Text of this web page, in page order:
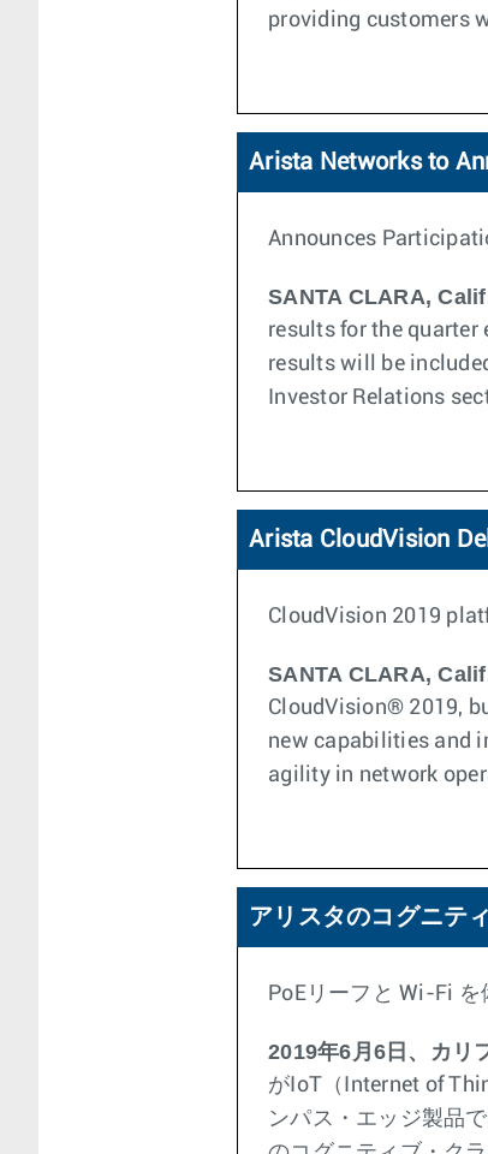
providing customers
Arista Networks to
Announces
SANTA CLARA,
results for the quarter
results will be
Investor Relations
Arista CloudVision
CloudVision 2019
SANTA CLARA,
CloudVision® 2019,
new capabilities and
agility in network
アリスタのコグニテ
PoEリーフと Wi-Fi
2019年6月6日、カリ
がIoT（Internet of
ンパス・エッジ製品